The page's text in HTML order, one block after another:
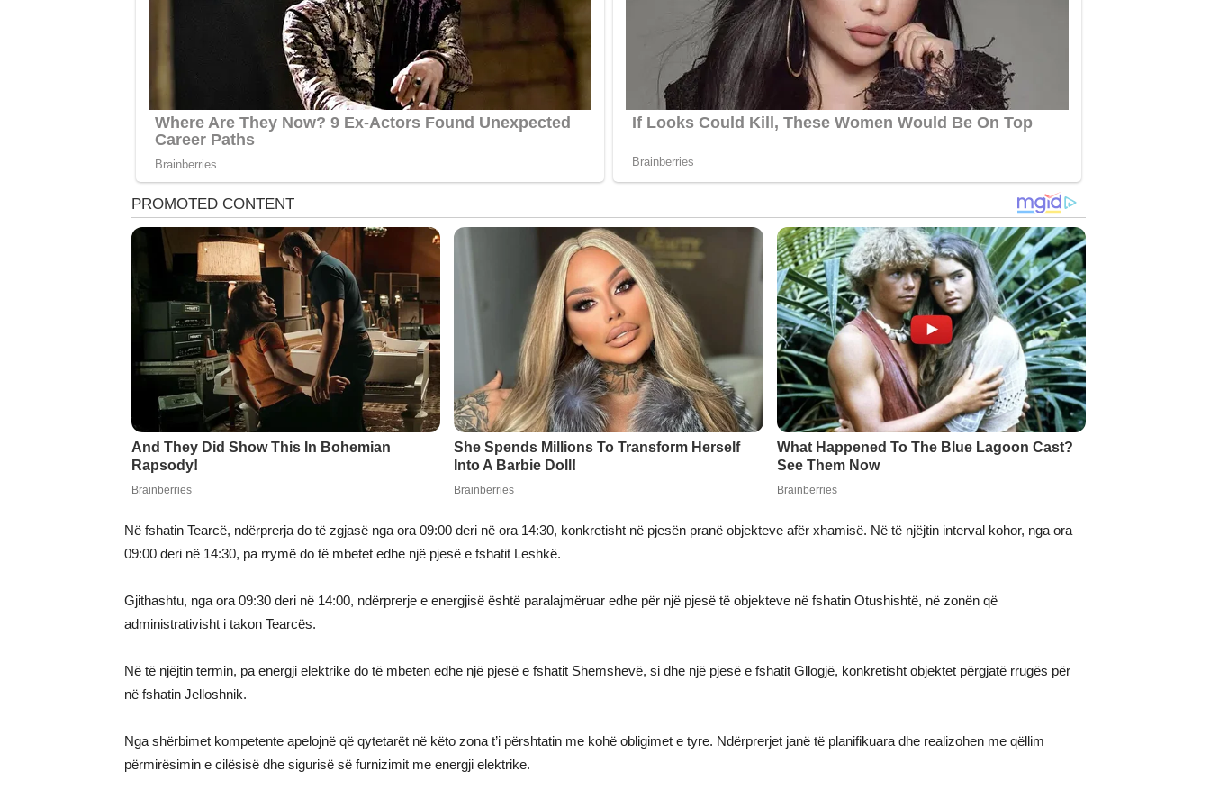
Në fshatin Tearcë, ndërprerja do të zgjasë nga ora 09:00 deri në ora 14:30, konkretisht në pjesën pranë objekteve afër xhamisë. Në të njëjtin interval kohor, nga ora
09:00 deri në 14:30, pa rrymë do të mbetet edhe një pjesë e fshatit Leshkë.
Gjithashtu, nga ora 09:30 deri në 14:00, ndërprerje e energjisë është paralajmëruar edhe për një pjesë të objekteve në fshatin Otushishtë, në zonën që
administrativisht i takon Tearcës.
Në të njëjtin termin, pa energji elektrike do të mbeten edhe një pjesë e fshatit Shemshevë, si dhe një pjesë e fshatit Gllogjë, konkretisht objektet përgjatë rrugës për
në fshatin Jelloshnik.
Nga shërbimet kompetente apelojnë që qytetarët në këto zona t’i përshtatin me kohë obligimet e tyre. Ndërprerjet janë të planifikuara dhe realizohen me qëllim
përmirësimin e cilësisë dhe sigurisë së furnizimit me energji elektrike.